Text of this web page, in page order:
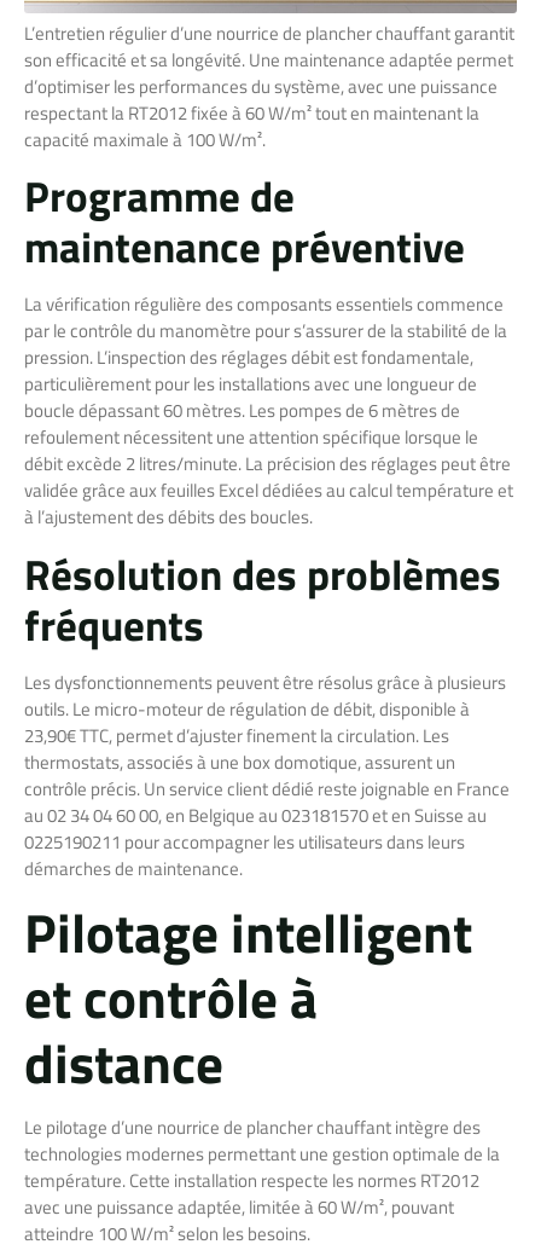
L’entretien régulier d’une nourrice de plancher chauffant garantit
son efficacité et sa longévité. Une maintenance adaptée permet
d’optimiser les performances du système, avec une puissance
respectant la RT2012 fixée à 60 W/m² tout en maintenant la
capacité maximale à 100 W/m².
Programme de
maintenance préventive
La vérification régulière des composants essentiels commence
par le contrôle du manomètre pour s’assurer de la stabilité de la
pression. L’inspection des réglages débit est fondamentale,
particulièrement pour les installations avec une longueur de
boucle dépassant 60 mètres. Les pompes de 6 mètres de
refoulement nécessitent une attention spécifique lorsque le
débit excède 2 litres/minute. La précision des réglages peut être
validée grâce aux feuilles Excel dédiées au calcul température et
à l’ajustement des débits des boucles.
Résolution des problèmes
fréquents
Les dysfonctionnements peuvent être résolus grâce à plusieurs
outils. Le micro-moteur de régulation de débit, disponible à
23,90€ TTC, permet d’ajuster finement la circulation. Les
thermostats, associés à une box domotique, assurent un
contrôle précis. Un service client dédié reste joignable en France
au 02 34 04 60 00, en Belgique au 023181570 et en Suisse au
0225190211 pour accompagner les utilisateurs dans leurs
démarches de maintenance.
Pilotage intelligent
et contrôle à
distance
Le pilotage d’une nourrice de plancher chauffant intègre des
technologies modernes permettant une gestion optimale de la
température. Cette installation respecte les normes RT2012
avec une puissance adaptée, limitée à 60 W/m², pouvant
atteindre 100 W/m² selon les besoins.